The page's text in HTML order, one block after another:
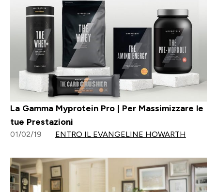
La Gamma Myprotein Pro | Per Massimizzare le
tue Prestazioni
01/02/19 ENTRO IL EVANGELINE HOWARTH